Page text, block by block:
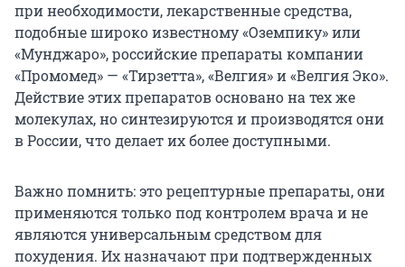
при необходимости, лекарственные средства,
подобные широко известному «Оземпику» или
«Мунджаро», российские препараты компании
«Промомед» — «Тирзетта», «Велгия» и «Велгия Эко».
Действие этих препаратов основано на тех же
молекулах, но синтезируются и производятся они
в России, что делает их более доступными.
Важно помнить: это рецептурные препараты, они
применяются только под контролем врача и не
являются универсальным средством для
похудения. Их назначают при подтвержденных